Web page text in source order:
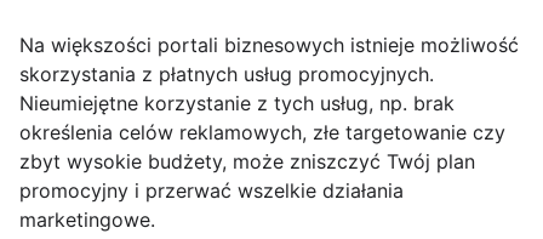
Na większości portali biznesowych istnieje możliwość
skorzystania z płatnych usług promocyjnych.
Nieumiejętne korzystanie z tych usług, np. brak
określenia celów reklamowych, złe targetowanie czy
zbyt wysokie budżety, może zniszczyć Twój plan
promocyjny i przerwać wszelkie działania
marketingowe.